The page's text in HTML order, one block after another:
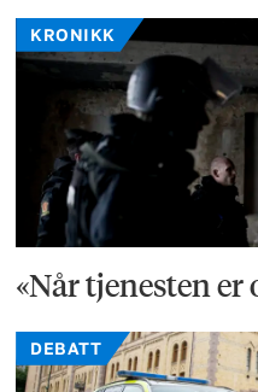
KRONIKK
«Når tjenesten er
DEBATT